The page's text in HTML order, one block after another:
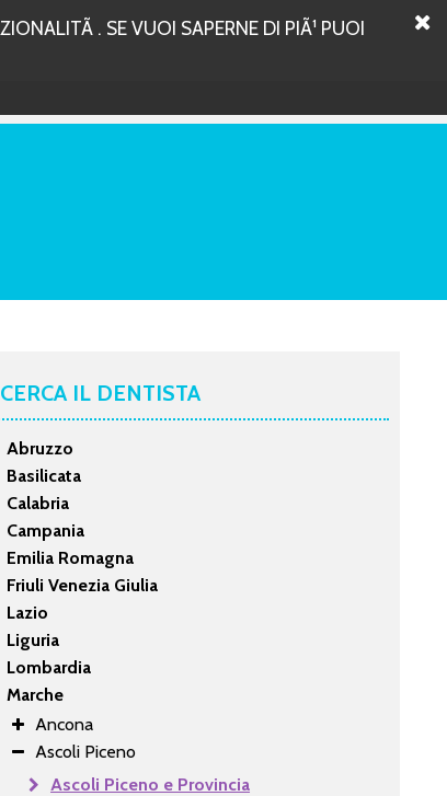
. SE VUOI SAPERNE DI PIÃ¹ PUOI
CERCA IL DENTISTA
Abruzzo
Basilicata
Calabria
Campania
Emilia Romagna
Friuli Venezia Giulia
Lazio
Liguria
Lombardia
Marche
Ancona
Ascoli Piceno
Ascoli Piceno e Provincia